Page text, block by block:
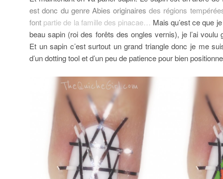
est donc du genre Abies originaires des régions
font partie de la famille des pinacae… Mais qu’est ce que
beau sapin (roi des forêts des ongles vernis), je l’ai voulu
Et un sapin c’est surtout un grand triangle donc je me
d’un dotting tool et d’un peu de patience pour bien